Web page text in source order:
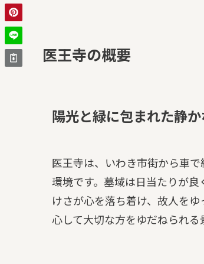
医王寺の概要
陽光と緑に包まれた静
医王寺は、いわき市街から車
環境です。墓域は日当たりが
けさが心を落ち着け、故人を
心して大切な方をゆだねられる